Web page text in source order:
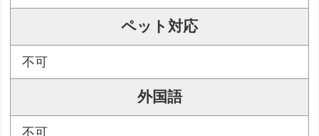
ペット対応
不可
外国語
不可